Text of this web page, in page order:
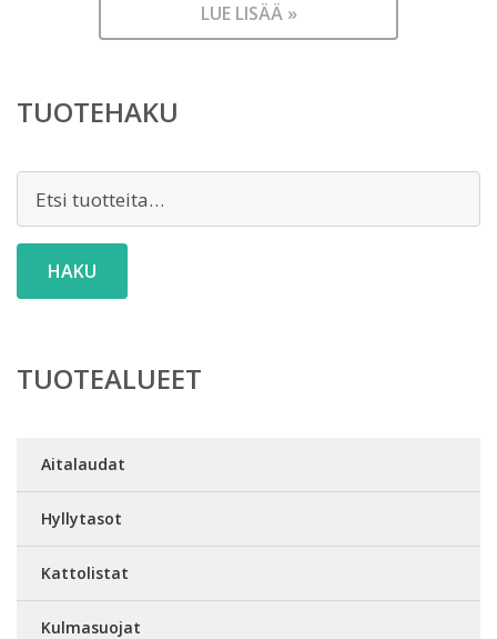
LUE LISÄÄ »
TUOTEHAKU
HAKU
TUOTEALUEET
Aitalaudat
Hyllytasot
Kattolistat
Kulmasuojat